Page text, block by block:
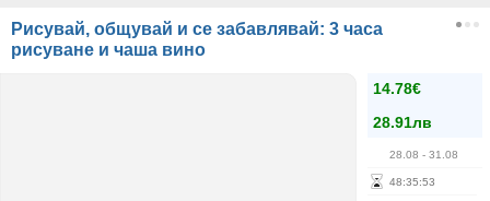
Рисувай, общувай и се забавлявай: 3 часа
рисуване и чаша вино
14.78€
28.91лв
28.08 - 31.08
48:35:53